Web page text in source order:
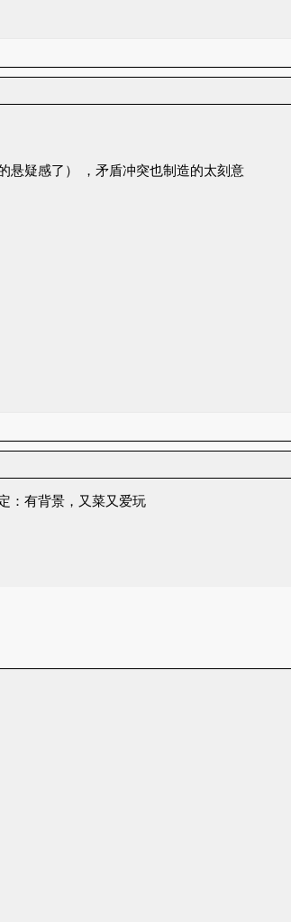
悬疑感了） ，矛盾冲突也制造的太刻意
：有背景，又菜又爱玩